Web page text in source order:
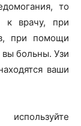
то
к врачу, при
при помощи
вы больны. Узи
ваши